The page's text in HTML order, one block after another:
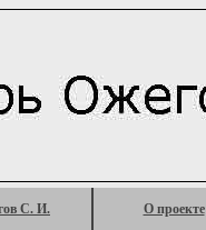
С. И. О проекте